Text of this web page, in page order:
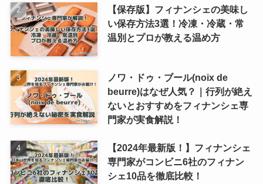
【保存版】フィナンシェの美味し
い保存方法3選！冷凍・冷蔵・常
温別とプロが教える温め方
ノワ・ドゥ・ブール(noix de
beurre)はなぜ人気？｜行列が絶え
ないとおすすめをフィナンシェ専
門家が実食解説！
【2024年最新版！】フィナンシェ
専門家がコンビニ6社のフィナン
シェ10品を徹底比較！